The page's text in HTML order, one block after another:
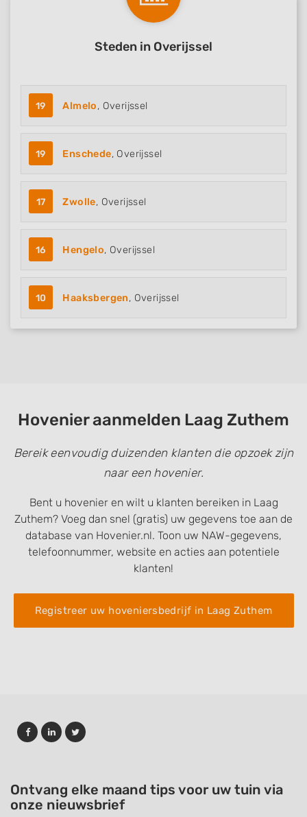
Steden in Overijssel
19 Almelo, Overijssel
19 Enschede, Overijssel
17 Zwolle, Overijssel
16 Hengelo, Overijssel
10 Haaksbergen, Overijssel
Hovenier aanmelden Laag Zuthem
Bereik eenvoudig duizenden klanten die opzoek zijn
naar een hovenier.
Bent u hovenier en wilt u klanten bereiken in Laag
Zuthem? Voeg dan snel (gratis) uw gegevens toe aan de
database van Hovenier.nl. Toon uw NAW-gegevens,
telefoonnummer, website en acties aan potentiele
klanten!
Registreer uw hoveniersbedrijf in Laag Zuthem
Ontvang elke maand tips voor uw tuin via
onze nieuwsbrief